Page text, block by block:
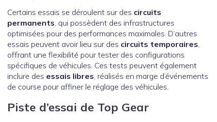
Certains essais se déroulent sur des circuits
permanents, qui possèdent des infrastructures
optimisées pour des performances maximales. D’autres
essais peuvent avoir lieu sur des circuits temporaires,
offrant une flexibilité pour tester des configurations
spécifiques de véhicules. Ces tests peuvent également
inclure des essais libres, réalisés en marge d’événements
de course pour affiner le réglage des véhicules.
Piste d’essai de Top Gear